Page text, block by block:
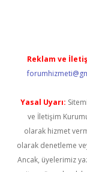
Reklam ve
Yasal Uyarı:
ve İletişim
olarak hizmet
olarak denetleme
Ancak, üyelerimiz